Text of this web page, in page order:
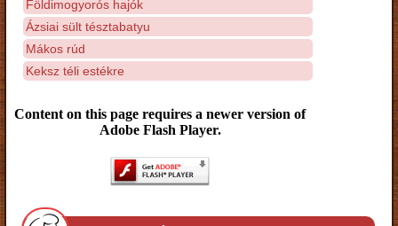
Földimogyorós hajók
Ázsiai sült tésztabatyu
Mákos rúd
Keksz téli estékre
Content on this page requires a newer version of
Adobe Flash Player.